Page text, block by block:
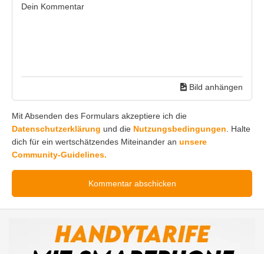
Bild anhängen
Mit Absenden des Formulars akzeptiere ich die
Datenschutzerklärung und die Nutzungsbedingungen . Halte
dich für ein wertschätzendes Miteinander an unsere
Community-Guidelines.